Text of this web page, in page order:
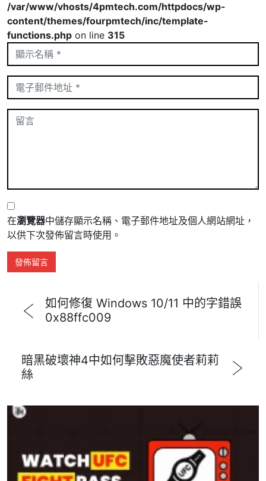
/var/www/vhosts/4pmtech.com/httpdocs/wp-
content/themes/fourpmtech/inc/template-
functions.php on line 315
在瀏覽器中儲存顯示名稱、電子郵件地址及個人網站網址，
以供下次發佈留言時使用。
如何修復 Windows 10/11 中的字錯誤
0x88ffc009
暗黑破壞神4中如何擊敗惡魔使者莉莉
絲